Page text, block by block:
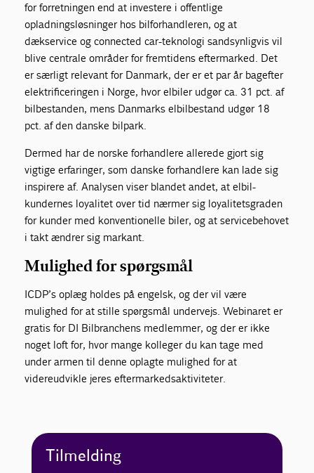
for forretningen end at investere i offentlige
opladningsløsninger hos bilforhandleren, og at
dækservice og connected car-teknologi sandsynligvis vil
blive centrale områder for fremtidens eftermarked. Det
er særligt relevant for Danmark, der er et par år bagefter
elektrificeringen i Norge, hvor elbiler udgør ca. 31 pct. af
bilbestanden, mens Danmarks elbilbestand udgør 18
pct. af den danske bilpark.
Dermed har de norske forhandlere allerede gjort sig
vigtige erfaringer, som danske forhandlere kan lade sig
inspirere af. Analysen viser blandet andet, at elbil-
kundernes loyalitet over tid nærmer sig loyalitetsgraden
for kunder med konventionelle biler, og at servicebehovet
i takt ændrer sig markant.
Mulighed for spørgsmål
ICDP’s oplæg holdes på engelsk, og der vil være
mulighed for at stille spørgsmål undervejs. Webinaret er
gratis for DI Bilbranchens medlemmer, og der er ikke
noget loft for, hvor mange kolleger du kan tage med
under armen til denne oplagte mulighed for at
videreudvikle jeres eftermarkedsaktiviteter.
Tilmelding